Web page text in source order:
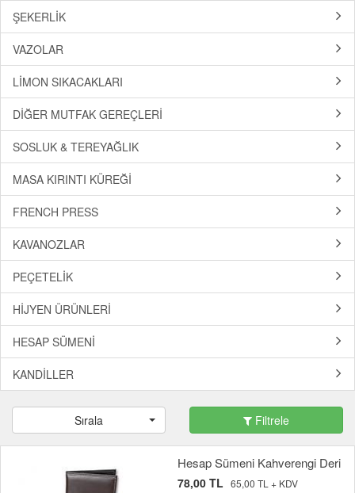
ŞEKERLİK
VAZOLAR
LİMON SIKACAKLARI
DİĞER MUTFAK GEREÇLERİ
SOSLUK & TEREYAĞLIK
MASA KIRINTI KÜREĞİ
FRENCH PRESS
KAVANOZLAR
PEÇETELİK
HİJYEN ÜRÜNLERİ
HESAP SÜMENİ
KANDİLLER
Sırala Filtrele
Hesap Sümeni Kahverengi Deri
78,00 TL 65,00 TL + KDV